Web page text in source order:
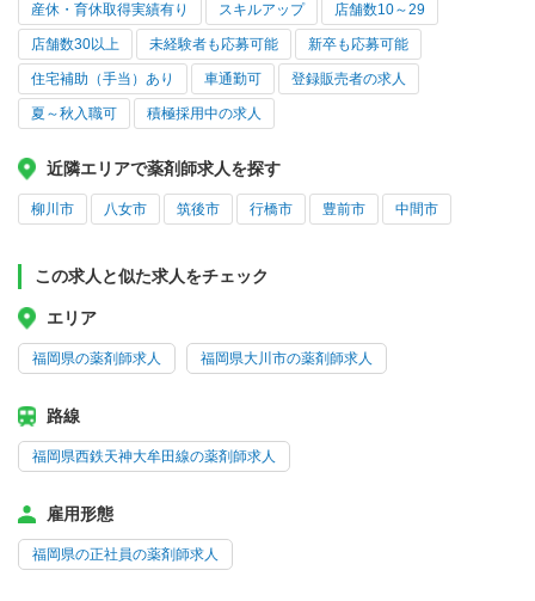
産休・育休取得実績有り スキルアップ 店舗数10～29
店舗数30以上 未経験者も応募可能 新卒も応募可能
住宅補助（手当）あり 車通勤可 登録販売者の求人
夏～秋入職可 積極採用中の求人
近隣エリアで薬剤師求人を探す
柳川市 八女市 筑後市 行橋市 豊前市 中間市
この求人と似た求人をチェック
エリア
福岡県の薬剤師求人 福岡県大川市の薬剤師求人
路線
福岡県西鉄天神大牟田線の薬剤師求人
雇用形態
福岡県の正社員の薬剤師求人